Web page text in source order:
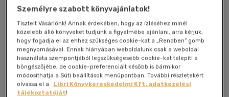
Kívánságlistához adom Megosztom
Személyre szabott könyvajánlatok!
Tisztelt Vásárlónk! Annak érdekében, hogy az ízléséhez minél
közelebb álló könyveket tudjunk a figyelmébe ajánlani, arra kérjük,
hogy fogadja el az ehhez szükséges cookie-kat a „Rendben” gomb
megnyomásával. Ennek hiányában weboldalunk csak a weboldal
használata szempontjából legszükségesebb cookie-kat telepíti a
böngészőjébe, de cookie-preferenciáit később is bármikor
módosíthatja a Süti beállítások menüpontban. További részletekért
olvassa el a
Libri Könyvkereskedelmi Kft. adatkezelési
tájékoztatóját!